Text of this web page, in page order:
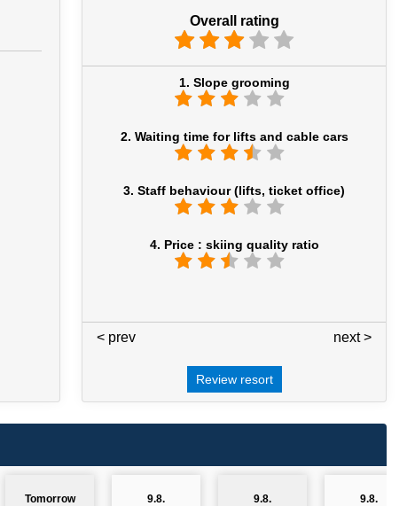
Overall rating
1. Slope grooming
2. Waiting time for lifts and cable cars
3. Staff behaviour (lifts, ticket office)
4. Price : skiing quality ratio
next >
< prev
Review resort
Tomorrow
9.8.
9.8.
9.8.